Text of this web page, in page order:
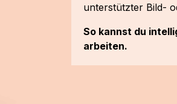
unterstützter Bild-
So kannst du
arbeiten.